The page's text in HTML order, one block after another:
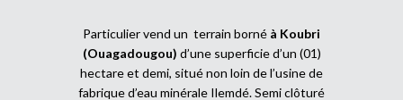
Particulier vend un terrain borné à Koubri
(Ouagadougou) d’une superficie d’un (01)
hectare et demi, situé non loin de l’usine de
fabrique d’eau minérale Ilemdé. Semi clôturé